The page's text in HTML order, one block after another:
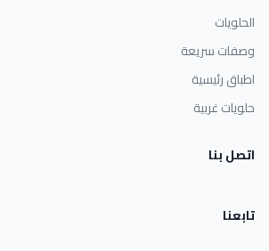
الحلويات
وصفات سريعة
اطباق رئيسية
حلويات غربية
اتصل بنا
تابعنا